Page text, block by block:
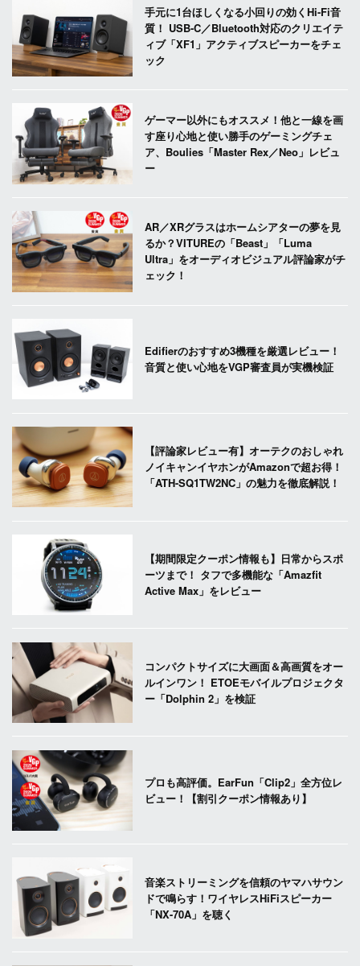
手元に1台ほしくなる小回りの効くHi-Fi音
質！ USB-C／Bluetooth対応のクリエイテ
ィブ「XF1」アクティブスピーカーをチェ
ック
ゲーマー以外にもオススメ！他と一線を画
す座り心地と使い勝手のゲーミングチェ
ア、Boulies「Master Rex／Neo」レビュ
ー
AR／XRグラスはホームシアターの夢を見
るか？VITUREの「Beast」「Luma
Ultra」をオーディオビジュアル評論家がチ
ェック！
Edifierのおすすめ3機種を厳選レビュー！
音質と使い心地をVGP審査員が実機検証
【評論家レビュー有】オーテクのおしゃれ
ノイキャンイヤホンがAmazonで超お得！
「ATH-SQ1TW2NC」の魅力を徹底解説！
【期間限定クーポン情報も】日常からスポ
ーツまで！ タフで多機能な「Amazfit
Active Max」をレビュー
コンパクトサイズに大画面＆高画質をオー
ルインワン！ ETOEモバイルプロジェクタ
ー「Dolphin 2」を検証
プロも高評価。EarFun「Clip2」全方位レ
ビュー！【割引クーポン情報あり】
音楽ストリーミングを信頼のヤマハサウン
ドで鳴らす！ワイヤレスHiFiスピーカー
「NX-70A」を聴く